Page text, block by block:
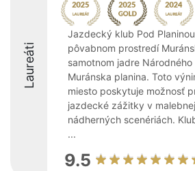
Laureáti
Jazdecký klub Pod
pôvabnom prostredí
samotnom jadre Národného
Muránska planina. Toto
miesto poskytuje možnosť
jazdecké zážitky v
nádherných scenériách.
...
9.5